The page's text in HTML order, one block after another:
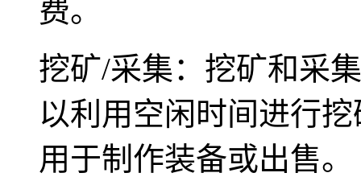
费。
挖矿/采集：挖矿和采
以利用空闲时间进行
用于制作装备或出售。